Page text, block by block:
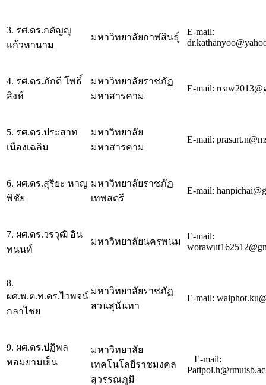
3. รศ.ดร.กตัญญู
แก้วหานาม
มหาวิทยาลัยกาฬสินธุ์
E-mail:
4. รศ.ดร.ภักดี โพธิ์
สิงห์
มหาวิทยาลัยราชภัฏ
มหาสารคาม
E-mail:
5. รศ.ดร.ประสาท
เนืองเฉลิม
มหาวิทยาลัย
มหาสารคาม
E-mail:
6. ผศ.ดร.สุริยะ หาญ
พิชัย
มหาวิทยาลัยราชภัฏ
เทพสตรี
E-mail:
7. ผศ.ดร.วรวุฒิ อิน
ทนนท์
มหาวิทยาลัยนครพนม
E-mail:
8.
ผศ.พ.ต.ท.ดร.ไวพจน์
กลาไชย
มหาวิทยาลัยราชภัฏ
สวนสุนันทา
E-mail:
9. ผศ.ดร.ปฏิพล
หอมยามเย็น
มหาวิทยาลัย
เทคโนโลยีราชมงคล
สุวรรณภูมิ
E-mail: